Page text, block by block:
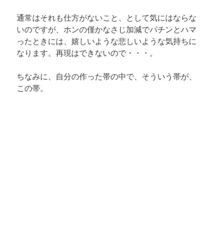
通常はそれも仕方がないこと、として気にはならな
いのですが、ホンの僅かなさじ加減でパチンとハマ
ったときには、嬉しいような悲しいような気持ちに
なります。再現はできないので・・・。
ちなみに、自分の作った帯の中で、そういう帯が、
この帯。